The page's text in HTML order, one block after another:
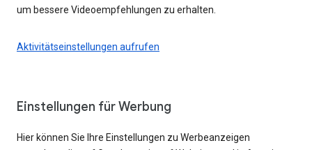
um bessere Videoempfehlungen zu erhalten.
Aktivitätseinstellungen aufrufen
Einstellungen für Werbung
Hier können Sie Ihre Einstellungen zu Werbeanzeigen